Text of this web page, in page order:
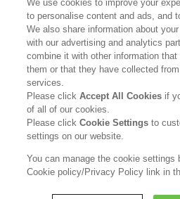
Home
サステナビリティ
ブランド
ニュースルーム
花王のアクセシビリティ
We use cookies to improve your
to personalise content and ads, and
We also share information about
with our advertising and analytics
combine it with other information
them or that they have collected
services.
Please clickAccept All Cookies if
of all of our cookies.
Please clickCookie Settingsto
settings on our website.
You can manage the cookie settings
Cookie policy/Privacy Policy link in